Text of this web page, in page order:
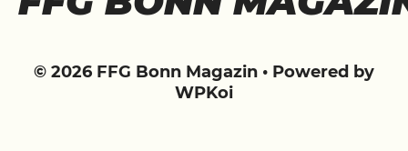
© 2026 FFG Bonn Magazin • Powered by
WPKoi